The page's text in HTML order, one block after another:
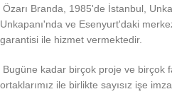
Özarı Branda, 1985'de İstanbul,
Unkapanı'nda ve Esenyurt'daki
garantisi ile hizmet vermektedir.
Bugüne kadar birçok proje ve birçok
ortaklarımız ile birlikte sayısız işe imza